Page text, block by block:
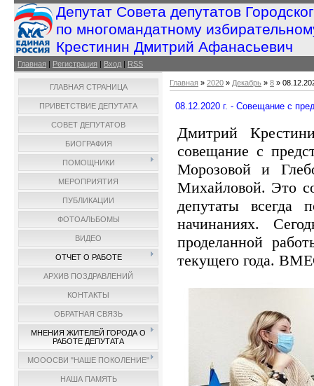
Депутат Совета депутатов
по многомандатному
Крестинин Дмитрий Афанасьевич
Главная | Регистрация | Вход | RSS
ГЛАВНАЯ СТРАНИЦА
ПРИВЕТСТВИЕ ДЕПУТАТА
СОВЕТ ДЕПУТАТОВ
БИОГРАФИЯ
ПОМОЩНИКИ
МЕРОПРИЯТИЯ
ПУБЛИКАЦИИ
ФОТОАЛЬБОМЫ
ВИДЕО
ОТЧЕТ О РАБОТЕ
АРХИВ ПОЗДРАВЛЕНИЙ
КОНТАКТЫ
ОБРАТНАЯ СВЯЗЬ
МНЕНИЯ ЖИТЕЛЕЙ ГОРОДА О
РАБОТЕ ДЕПУТАТА
МОООСВИ "НАШЕ ПОКОЛЕНИЕ"
НАША ПАМЯТЬ
Главная » 2020 » Декабрь » 8 »
08.12.2020 г. - Совещание с
Дмитрий
совещание с
Морозовой и
Михайловой. Это
депутаты всегда
начинаниях.
проделанной
текущего года.